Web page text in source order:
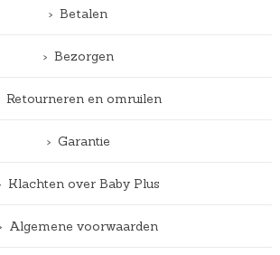
Betalen
Bezorgen
Retourneren en omruilen
Garantie
Klachten over Baby Plus
Algemene voorwaarden